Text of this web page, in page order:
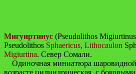
Мигуиртинус (Pseudolithos
Pseudolithos Sphaericus, Lithocaulon
Migiurtina. Север Сомали.
Одиночная миниатюра
возрасте цилиндрическая, с